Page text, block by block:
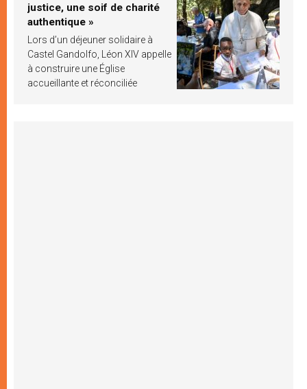
justice, une soif de charité
authentique »
Lors d’un déjeuner solidaire à
Castel Gandolfo, Léon XIV appelle
à construire une Église
accueillante et réconciliée